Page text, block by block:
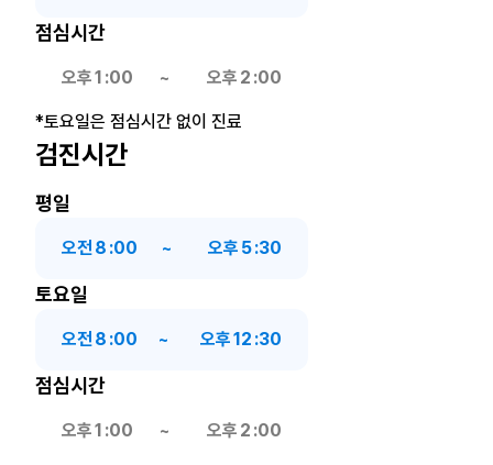
점심시간
오후1 :00 ~ 오후 2 :00
*토요일은 점심시간 없이 진료
검진시간
평일
오전8 :00 ~ 오후 5:30
토요일
오전8 :00 ~ 오후12 :30
점심시간
오후1 :00 ~ 오후 2 :00